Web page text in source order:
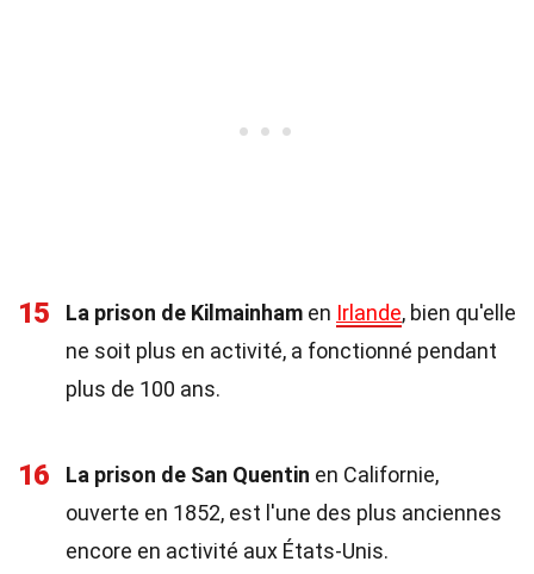
15 La prison de Kilmainham en Irlande, bien qu'elle
ne soit plus en activité, a fonctionné pendant
plus de 100 ans.
16 La prison de San Quentin en Californie,
ouverte en 1852, est l'une des plus anciennes
encore en activité aux États-Unis.